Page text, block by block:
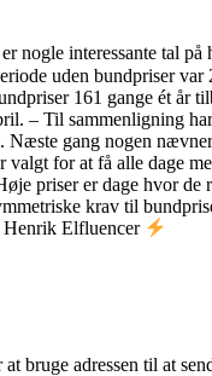
nogle interessante tal
uden bundpriser
161 gange ét år
– Til sammenligning
gang nogen
for at få alle dage
priser er dage hvor
krav til
Henrik Elfluencer
bruge adressen til at